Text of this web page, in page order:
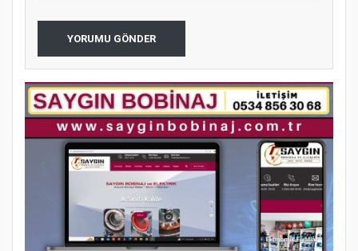
YORUMU GÖNDER